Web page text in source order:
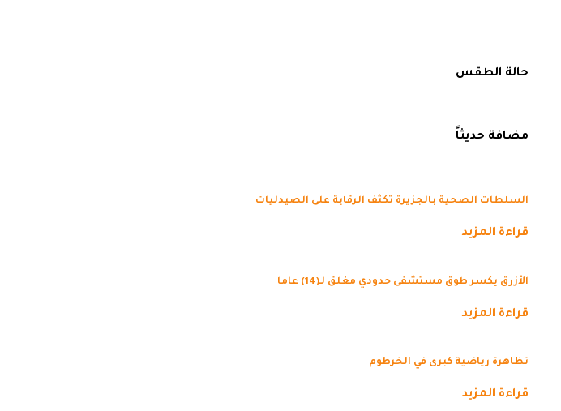
حالة الطقس
مضافة حديثاً
السلطات الصحية بالجزيرة تكثف الرقابة على الصيدليات
قراءة المزيد
الأزرق يكسر طوق مستشفى حدودي مغلق لـ(14) عاما
قراءة المزيد
تظاهرة رياضية كبرى في الخرطوم
قراءة المزيد